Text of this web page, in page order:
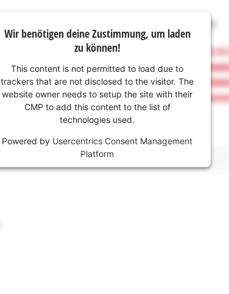
Wir benötigen deine Zustimmung, um laden
zu können!
This content is not permitted to load due to
trackers that are not disclosed to the visitor. The
website owner needs to setup the site with their
CMP to add this content to the list of
technologies used.
Powered by Usercentrics Consent Management
Platform